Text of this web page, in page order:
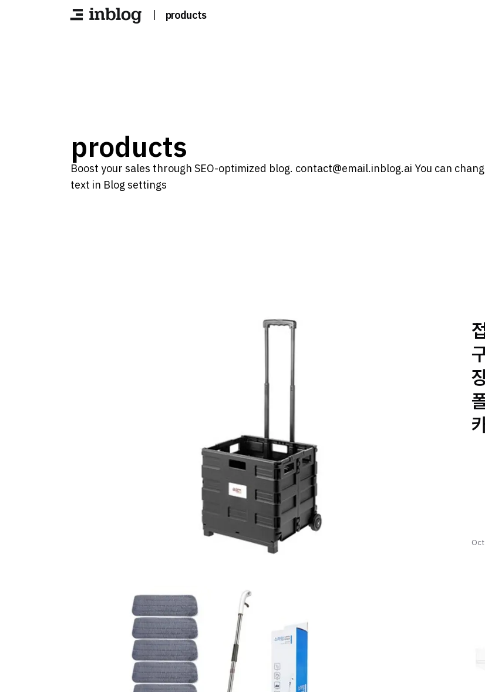
| products
products
Boost your sales through SEO-optimized blog. contact@email.inblog.ai You can
text in Blog settings